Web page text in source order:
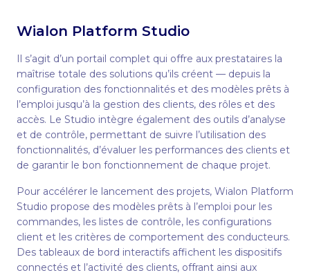
Wialon Platform Studio
Il s’agit d’un portail complet qui offre aux prestataires la
maîtrise totale des solutions qu’ils créent — depuis la
configuration des fonctionnalités et des modèles prêts à
l’emploi jusqu’à la gestion des clients, des rôles et des
accès. Le Studio intègre également des outils d’analyse
et de contrôle, permettant de suivre l’utilisation des
fonctionnalités, d’évaluer les performances des clients et
de garantir le bon fonctionnement de chaque projet.
Pour accélérer le lancement des projets, Wialon Platform
Studio propose des modèles prêts à l’emploi pour les
commandes, les listes de contrôle, les configurations
client et les critères de comportement des conducteurs.
Des tableaux de bord interactifs affichent les dispositifs
connectés et l’activité des clients, offrant ainsi aux